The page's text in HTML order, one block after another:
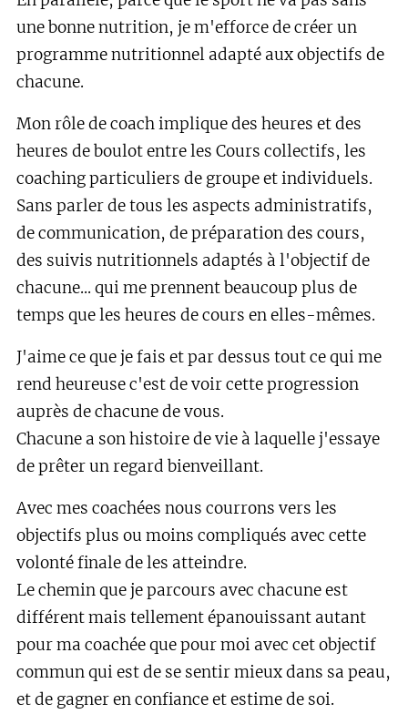
une bonne nutrition, je m'efforce de créer un
programme nutritionnel adapté aux objectifs de
chacune.
Mon rôle de coach implique des heures et des
heures de boulot entre les Cours collectifs, les
coaching particuliers de groupe et individuels.
Sans parler de tous les aspects administratifs,
de communication, de préparation des cours,
des suivis nutritionnels adaptés à l'objectif de
chacune... qui me prennent beaucoup plus de
temps que les heures de cours en elles-mêmes.
J'aime ce que je fais et par dessus tout ce qui me
rend heureuse c'est de voir cette progression
auprès de chacune de vous.
Chacune a son histoire de vie à laquelle j'essaye
de prêter un regard bienveillant.
Avec mes coachées nous courrons vers les
objectifs plus ou moins compliqués avec cette
volonté finale de les atteindre.
Le chemin que je parcours avec chacune est
différent mais tellement épanouissant autant
pour ma coachée que pour moi avec cet objectif
commun qui est de se sentir mieux dans sa peau,
et de gagner en confiance et estime de soi.